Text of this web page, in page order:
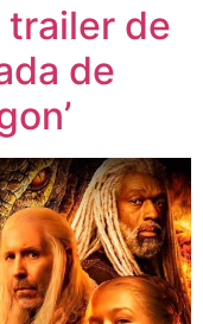
trailer de
de